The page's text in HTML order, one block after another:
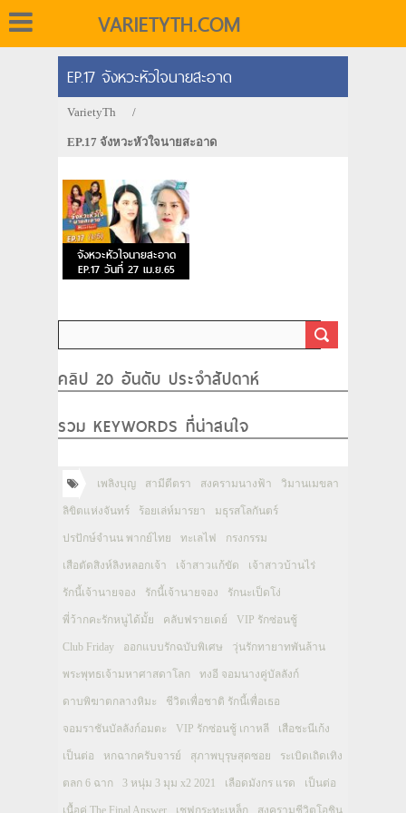
VARIETYTH.COM
EP.17 จังหวะหัวใจนายสะอาด
VarietyTh /
EP.17 จังหวะหัวใจนายสะอาด
จังหวะหัวใจนายสะอาด
EP.17 วันที่ 27 เม.ย.65
คลิป 20 อันดับ ประจำสัปดาห์
รวม KEYWORDS ที่น่าสนใจ
เพลิงบุญ สามีตีตรา สงครามนางฟ้า วิมานเมขลา
ลิขิตแห่งจันทร์ ร้อยเล่ห์มารยา มธุรสโลกันตร์
ปรปักษ์จำนน พากย์ไทย ทะเลไฟ กรงกรรม
เสือตัดสิงห์ลิงหลอกเจ้า เจ้าสาวแก้ขัด เจ้าสาวบ้านไร่
รักนี้เจ้านายจอง รักนี้เจ้านายจอง รักนะเป็ดโง่
พี่ว้ากคะรักหนูได้มั้ย คลับฟรายเดย์ VIP รักซ่อนชู้
Club Friday ออกแบบรักฉบับพิเศษ วุ่นรักทายาทพันล้าน
พระพุทธเจ้ามหาศาสดาโลก ทงอี จอมนางคู่บัลลังก์
ดาบพิฆาตกลางหิมะ ชีวิตเพื่อชาติ รักนี้เพื่อเธอ
จอมราชันบัลลังก์อมตะ VIP รักซ่อนชู้ เกาหลี เสือชะนีเก้ง
เป็นต่อ หกฉากครับจารย์ สุภาพบุรุษสุดซอย ระเบิดเถิดเทิง
ตลก 6 ฉาก 3 หนุ่ม 3 มุม x2 2021 เลือดมังกร แรด เป็นต่อ
เนื้อคู่ The Final Answer เชฟกระทะเหล็ก สงครามชีวิตโอชิน